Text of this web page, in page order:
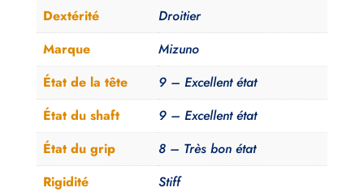
EZ
Fujikura
Dextérité
Droitier
Marque
Mizuno
État de la tête
9 – Excellent état
État du shaft
9 – Excellent état
État du grip
8 – Très bon état
Rigidité
Stiff